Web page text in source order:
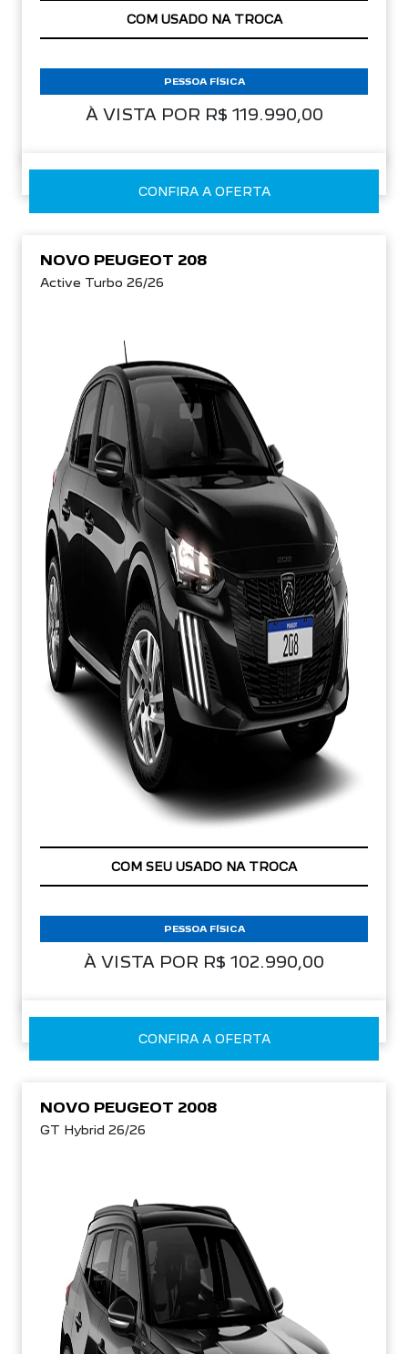
APROVEITE!
À VISTA POR R$ 119.990,00
PESSOA FÍSICA
CONFIRA A OFERTA
NOVO PEUGEOT 208
Active Turbo 26/26
APROVEITE!
À VISTA POR R$ 102.990,00
PESSOA FÍSICA
CONFIRA A OFERTA
NOVO PEUGEOT 2008
GT Hybrid 26/26